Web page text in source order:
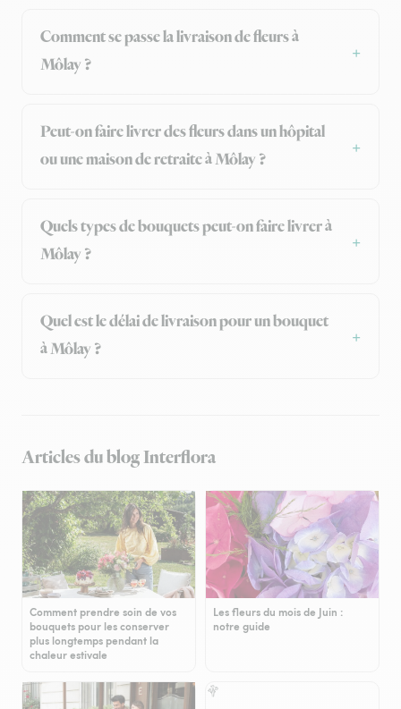
Comment se passe la livraison de fleurs à
Môlay ?
Peut-on faire livrer des fleurs dans un hôpital
ou une maison de retraite à Môlay ?
Quels types de bouquets peut-on faire livrer à
Môlay ?
Quel est le délai de livraison pour un bouquet
à Môlay ?
Articles du blog Interflora
Comment prendre soin de vos
bouquets pour les conserver
plus longtemps pendant la
chaleur estivale
Les fleurs du mois de Juin :
notre guide